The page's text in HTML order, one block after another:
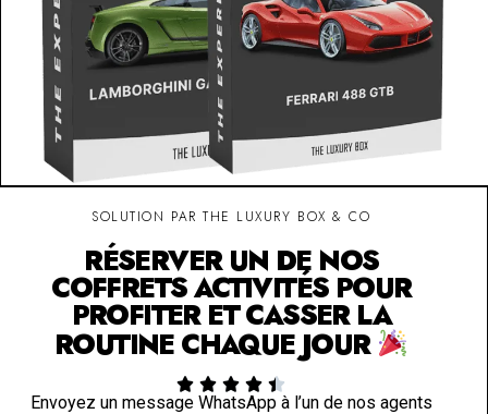
SOLUTION PAR THE LUXURY BOX & CO
RÉSERVER UN DE NOS
COFFRETS ACTIVITÉS POUR
PROFITER ET CASSER LA
ROUTINE CHAQUE JOUR
    
Envoyez un message WhatsApp à l’un de nos agents